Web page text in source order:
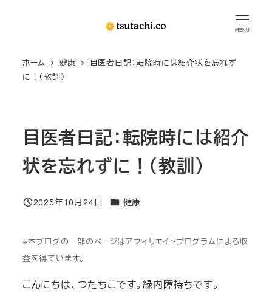
MENU
ホーム 健康
目医者日記：転院時には紹介状を忘れず
に！（教訓）
目医者日記：転院時には紹介
状を忘れずに！（教訓）
投稿日
2025年10月24日 カテゴリー
健康
※本ブログの一部のページはアフィリエイトプログラムによる収
益を得ています。
こんにちは、つたちこです。緑内障持ちです。